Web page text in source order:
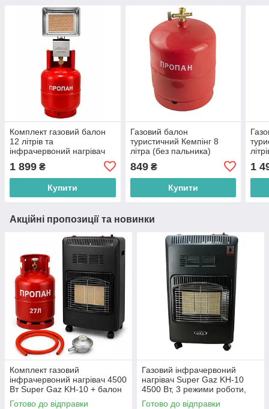
Комплект газовий балон
12 літрів та
інфрачервоний нагрівач
Туреччина
1 899 ₴
Купити
Газовий балон
туристичний Кемпінг 8
літра (без пальника)
849₴
Купити
1
Акційні пропозиції та новинки
Комплект газовий
інфрачервоний нагрівач 4500
Вт Super Gaz KH-10 + балон
27 літрів + редуктор + шланг
Готово до відправки
Газовий інфрачервоний
нагрівач Super Gaz KH-10
4500 Вт, 3 режими роботи,
керамічна панель
Готово до відправки